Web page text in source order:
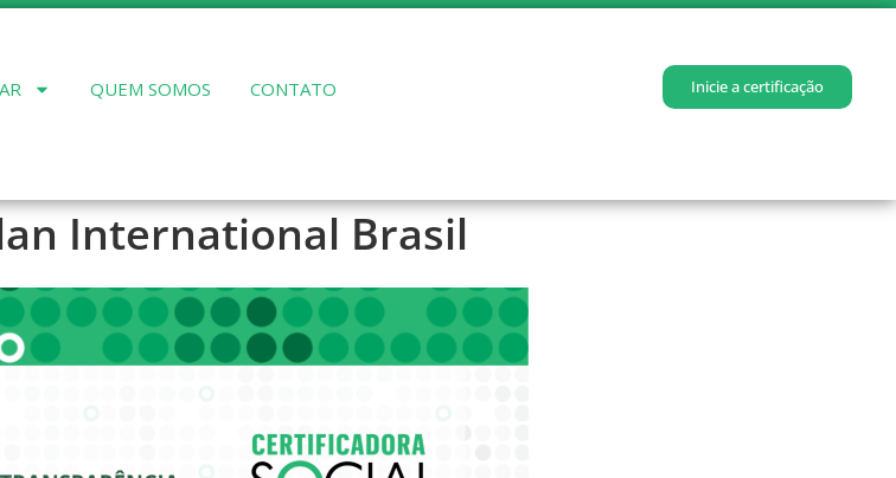
QUEM SOMOS CONTATO Inicie a certificação
International Brasil